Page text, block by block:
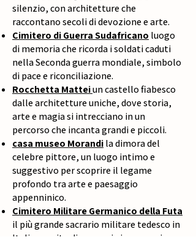
silenzio, con architetture che
raccontano secoli di devozione e arte.
Cimitero di Guerra Sudafricano luogo
di memoria che ricorda i soldati caduti
nella Seconda guerra mondiale, simbolo
di pace e riconciliazione.
Rocchetta Matteiun castello fiabesco
dalle architetture uniche, dove storia,
arte e magia si intrecciano in un
percorso che incanta grandi e piccoli.
casa museo Morandila dimora del
celebre pittore, un luogo intimo e
suggestivo per scoprire il legame
profondo tra arte e paesaggio
appenninico.
Cimitero Militare Germanico della Futa
il più grande sacrario militare tedesco in
Italia, un sito di memoria immerso in un